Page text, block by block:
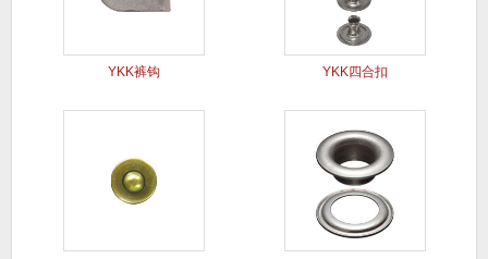
YKK裤钩 YKK四合扣